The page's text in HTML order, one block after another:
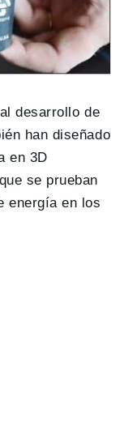
desarrollo de
han diseñado
en 3D
se prueban
energía en los